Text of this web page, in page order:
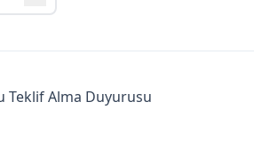
Teklif Alma Duyurusu